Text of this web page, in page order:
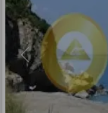
Previous